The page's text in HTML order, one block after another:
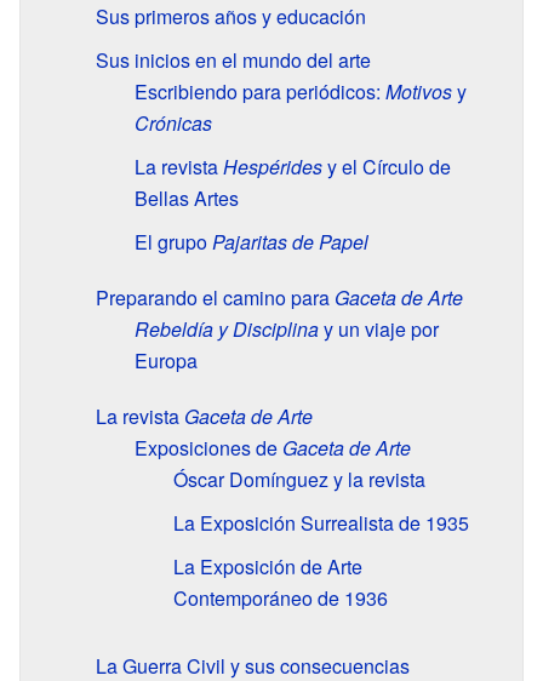
Sus primeros años y educación
Sus inicios en el mundo del arte
Escribiendo para periódicos: Motivosy
Crónicas
La revistaHespéridesy el Círculo de
Bellas Artes
El grupoPajaritas de Papel
Preparando el camino para Gaceta de Arte
Rebeldía y Disciplinay un viaje por
Europa
La revista Gaceta de Arte
Exposiciones de Gaceta de Arte
Óscar Domínguez y la revista
La Exposición Surrealista de 1935
La Exposición de Arte
Contemporáneo de 1936
La Guerra Civil y sus consecuencias